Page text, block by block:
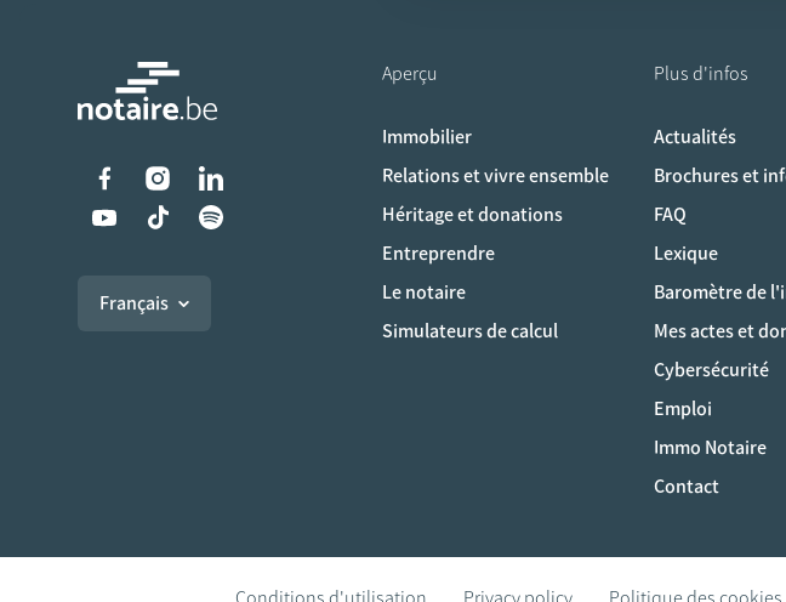
Liens vers les réseaux sociaux
Français
Aperçu
Immobilier
Relations et vivre ensemble
Héritage et donations
Entreprendre
Le notaire
Simulateurs de calcul
Plus d'infos
Actualités
Brochures et
FAQ
Lexique
Baromètre de
Mes actes et
Cybersécurité
Emploi
Immo Notaire
Contact